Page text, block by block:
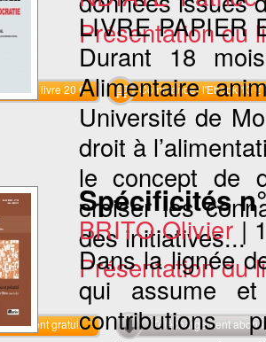
Présentation du
le livre 20 € Commander l'Ebook 13 €
LIVRE PAPIER
Durant 18
Alimentaire
Université de
droit à
le concept de
croiser les
des initiatives...
Présentation du
gratuit Téléchargement
Spécificités
BRITO Olivier |
Dans la lignée
qui assume
contributions